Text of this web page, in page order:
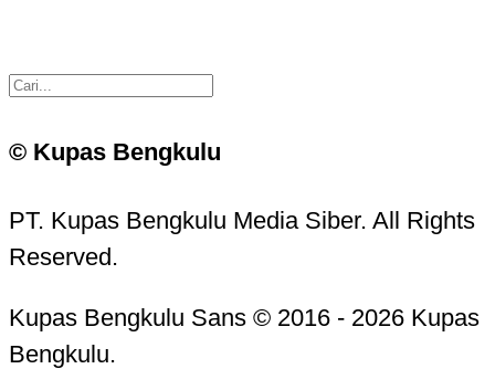
© Kupas Bengkulu
PT. Kupas Bengkulu Media Siber. All Rights
Reserved.
Kupas Bengkulu Sans © 2016 - 2026 Kupas
Bengkulu.